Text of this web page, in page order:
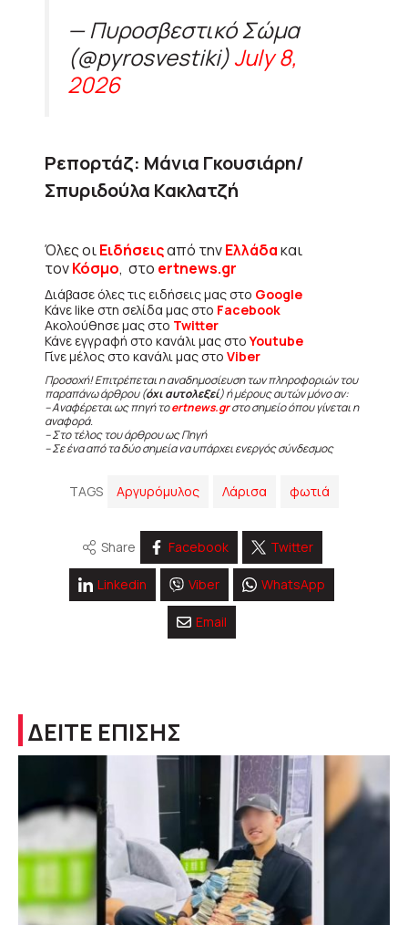
— Πυροσβεστικό Σώμα
(@pyrosvestiki)July 8,
2026
Ρεπορτάζ: Μάνια Γκουσιάρη/
Σπυριδούλα Κακλατζή
Όλες οιΕιδήσειςαπό τηνΕλλάδακαι
τονΚόσμο, στο ertnews.gr
Διάβασε όλες τις ειδήσεις μας στο Google
Κάνε like στη σελίδα μας στο Facebook
Ακολούθησε μας στο Twitter
Κάνε εγγραφή στο κανάλι μας στοYoutube
Γίνε μέλος στο κανάλι μας στο Viber
Προσοχή! Επιτρέπεται η αναδημοσίευση των πληροφοριών του
παραπάνω άρθρου (όχι αυτολεξεί) ή μέρους αυτών μόνο αν:
– Αναφέρεται ως πηγή τοertnews.grστο σημείο όπου γίνεται η
αναφορά.
– Στο τέλος του άρθρου ως Πηγή
– Σε ένα από τα δύο σημεία να υπάρχει ενεργός σύνδεσμος
TAGS Αργυρόμυλος Λάρισα φωτιά
Share Facebook Twitter
Linkedin Viber WhatsApp
Email
ΔΕΙΤΕ ΕΠΙΣΗΣ